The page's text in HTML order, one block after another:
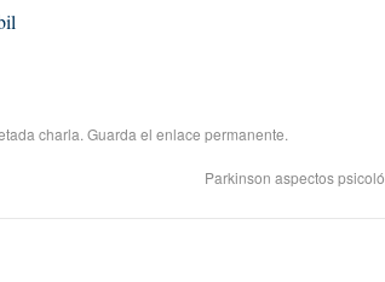
charla. Guarda el enlace permanente.
Parkinson aspectos